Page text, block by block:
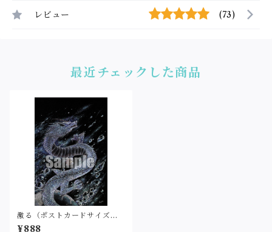
レビュー (73)
最近チェックした商品
激る（ポストカードサイズ・
印刷）
¥888